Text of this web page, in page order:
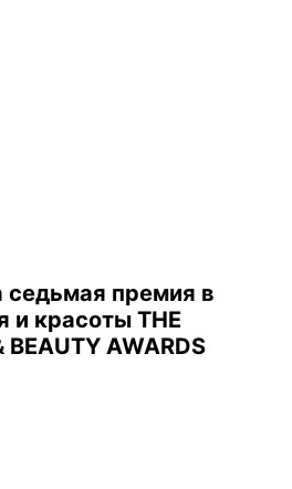
премия в
и красоты THE
BEAUTY AWARDS